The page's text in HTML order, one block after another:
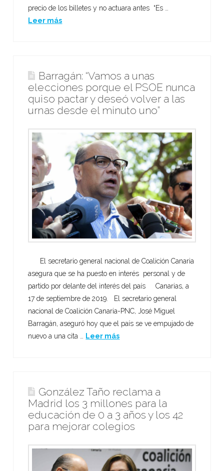
precio de los billetes y no actuara antes “Es …
Leer más
Barragán: “Vamos a unas
elecciones porque el PSOE nunca
quiso pactar y deseó volver a las
urnas desde el minuto uno”
El secretario general nacional de Coalición Canaria
asegura que se ha puesto en interés personal y de
partido por delante del interés del país Canarias, a
17 de septiembre de 2019. El secretario general
nacional de Coalición Canaria-PNC, José Miguel
Barragán, aseguró hoy que el país se ve empujado de
nuevo a una cita … Leer más
González Taño reclama a
Madrid los 3 millones para la
educación de 0 a 3 años y los 42
para mejorar colegios